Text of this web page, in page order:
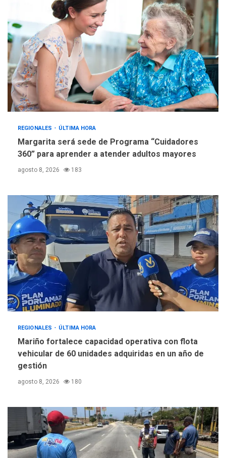
creación y manejo de
estadísticas de turismo
REGIONALES ÚLTIMA HORA
Margarita será sede de Programa “Cuidadores
360” para aprender a atender adultos mayores
agosto 8, 2026 183
REGIONALES ÚLTIMA HORA
Mariño fortalece capacidad operativa con flota
vehicular de 60 unidades adquiridas en un año de
gestión
agosto 8, 2026 180